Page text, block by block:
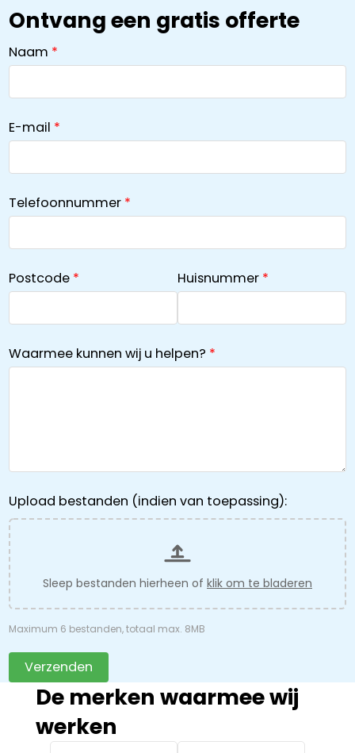
Ontvang een gratis offerte
Naam
E-mail
Telefoonnummer
Postcode Huisnummer
Waarmee kunnen wij u helpen?
Upload bestanden (indien van toepassing):
Sleep bestanden hierheen of klik om te bladeren
Maximum 6 bestanden, totaal max. 8MB
Verzenden
De merken waarmee wij
werken